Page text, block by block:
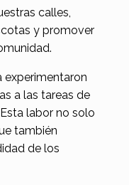
calles,
y promover
experimentaron
a las tareas de
labor no solo
también
de los